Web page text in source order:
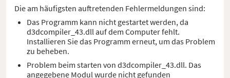
Die am häufigsten auftretenden Fehlermeldungen sind:
Das Programm kann nicht gestartet werden, da
d3dcompiler_43.dll auf dem Computer fehlt.
Installieren Sie das Programm erneut, um das Problem
zu beheben.
Problem beim starten von d3dcompiler_43.dll. Das
angegebene Modul wurde nicht gefunden